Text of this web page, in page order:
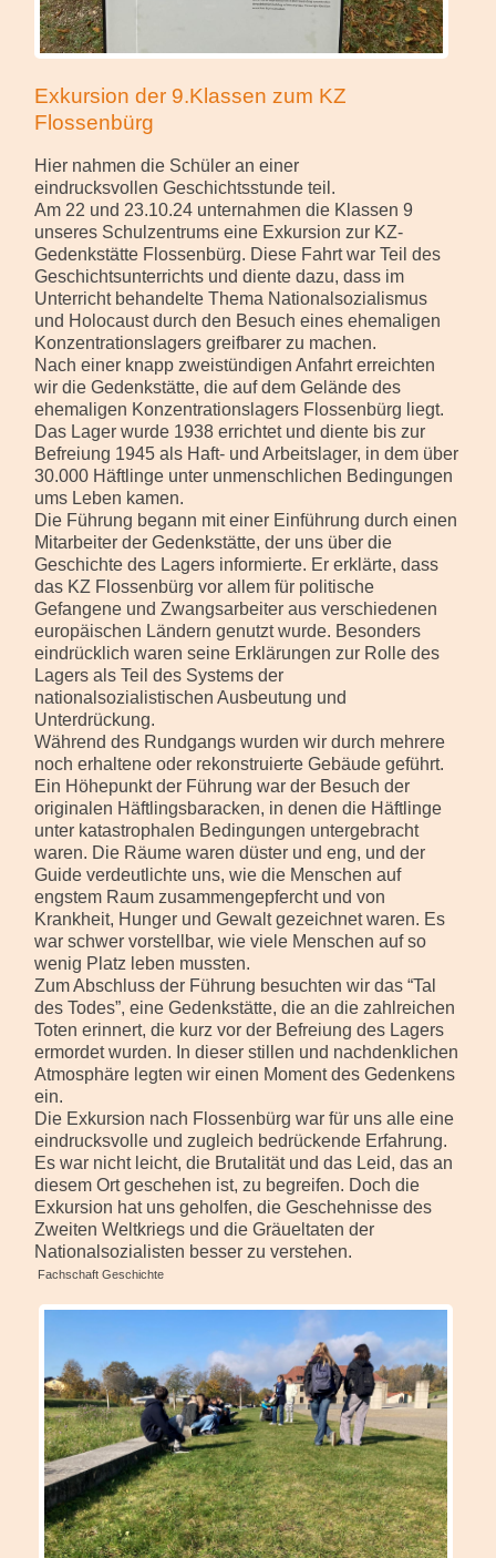
Exkursion der 9.Klassen zum KZ
Flossenbürg
Hier nahmen die Schüler an einer
eindrucksvollen Geschichtsstunde teil.
Am 22 und 23.10.24 unternahmen die Klassen 9
unseres Schulzentrums eine Exkursion zur KZ-
Gedenkstätte Flossenbürg. Diese Fahrt war Teil des
Geschichtsunterrichts und diente dazu, dass im
Unterricht behandelte Thema Nationalsozialismus
und Holocaust durch den Besuch eines ehemaligen
Konzentrationslagers greifbarer zu machen.
Nach einer knapp zweistündigen Anfahrt erreichten
wir die Gedenkstätte, die auf dem Gelände des
ehemaligen Konzentrationslagers Flossenbürg liegt.
Das Lager wurde 1938 errichtet und diente bis zur
Befreiung 1945 als Haft- und Arbeitslager, in dem über
30.000 Häftlinge unter unmenschlichen Bedingungen
ums Leben kamen.
Die Führung begann mit einer Einführung durch einen
Mitarbeiter der Gedenkstätte, der uns über die
Geschichte des Lagers informierte. Er erklärte, dass
das KZ Flossenbürg vor allem für politische
Gefangene und Zwangsarbeiter aus verschiedenen
europäischen Ländern genutzt wurde. Besonders
eindrücklich waren seine Erklärungen zur Rolle des
Lagers als Teil des Systems der
nationalsozialistischen Ausbeutung und
Unterdrückung.
Während des Rundgangs wurden wir durch mehrere
noch erhaltene oder rekonstruierte Gebäude geführt.
Ein Höhepunkt der Führung war der Besuch der
originalen Häftlingsbaracken, in denen die Häftlinge
unter katastrophalen Bedingungen untergebracht
waren. Die Räume waren düster und eng, und der
Guide verdeutlichte uns, wie die Menschen auf
engstem Raum zusammengepfercht und von
Krankheit, Hunger und Gewalt gezeichnet waren. Es
war schwer vorstellbar, wie viele Menschen auf so
wenig Platz leben mussten.
Zum Abschluss der Führung besuchten wir das “Tal
des Todes”, eine Gedenkstätte, die an die zahlreichen
Toten erinnert, die kurz vor der Befreiung des Lagers
ermordet wurden. In dieser stillen und nachdenklichen
Atmosphäre legten wir einen Moment des Gedenkens
ein.
Die Exkursion nach Flossenbürg war für uns alle eine
eindrucksvolle und zugleich bedrückende Erfahrung.
Es war nicht leicht, die Brutalität und das Leid, das an
diesem Ort geschehen ist, zu begreifen. Doch die
Exkursion hat uns geholfen, die Geschehnisse des
Zweiten Weltkriegs und die Gräueltaten der
Nationalsozialisten besser zu verstehen.
Fachschaft Geschichte